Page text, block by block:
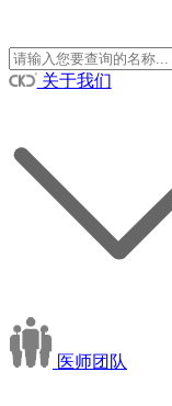
关于我们
医师团队